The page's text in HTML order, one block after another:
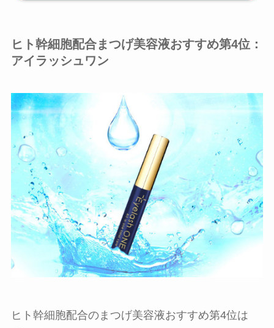
ヒト幹細胞配合まつげ美容液おすすめ第4位：
アイラッシュワン
ヒト幹細胞配合のまつげ美容液おすすめ第4位は